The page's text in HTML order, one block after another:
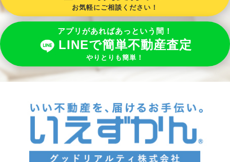
お気軽にご相談ください！
アプリがあればあっという間！
LINEで簡単不動産査定
やりとりも簡単！